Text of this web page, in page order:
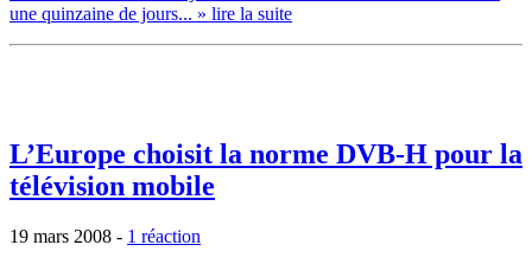
une quinzaine de jours... » lire la suite
L’Europe choisit la norme DVB-H pour la
télévision mobile
19 mars 2008 - 1 réaction